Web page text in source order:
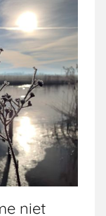
niet